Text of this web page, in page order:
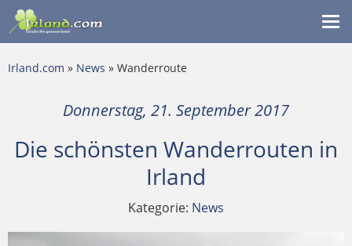
Irland.com » News » Wanderroute
Donnerstag, 21. September 2017
Die schönsten Wanderrouten in
Irland
Kategorie: News